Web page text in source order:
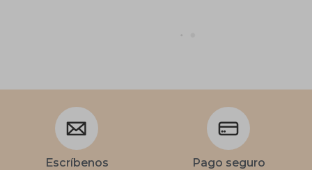
Escríbenos Pago seguro